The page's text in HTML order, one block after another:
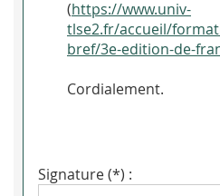
(https://www.univ-
tlse2.fr/accueil/
bref/3e-edition-de-
Cordialement.
Signature (*) :